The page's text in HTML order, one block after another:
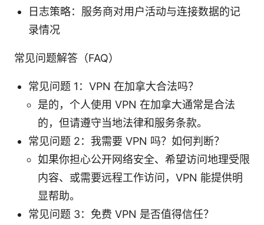
日志策略：服务商对用户活动与连接数据的记
录情况
常见问题解答（FAQ）
常见问题 1：VPN 在加拿大合法吗？
是的，个人使用 VPN 在加拿大通常是合法
的，但请遵守当地法律和服务条款。
常见问题 2：我需要 VPN 吗？如何判断？
如果你担心公开网络安全、希望访问地理受限
内容、或需要远程工作访问，VPN 能提供明
显帮助。
常见问题 3：免费 VPN 是否值得信任？